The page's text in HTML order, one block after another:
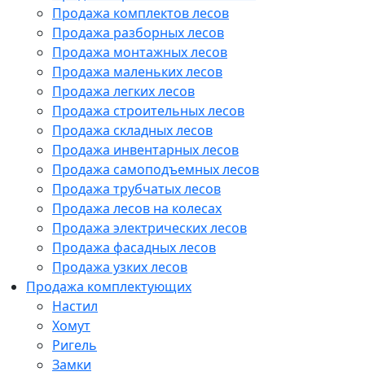
Продажа комплектов лесов
Продажа разборных лесов
Продажа монтажных лесов
Продажа маленьких лесов
Продажа легких лесов
Продажа строительных лесов
Продажа складных лесов
Продажа инвентарных лесов
Продажа самоподъемных лесов
Продажа трубчатых лесов
Продажа лесов на колесах
Продажа электрических лесов
Продажа фасадных лесов
Продажа узких лесов
Продажа комплектующих
Настил
Хомут
Ригель
Замки